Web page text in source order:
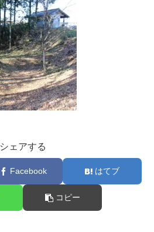
シェアする
Facebook はてブ
コピー